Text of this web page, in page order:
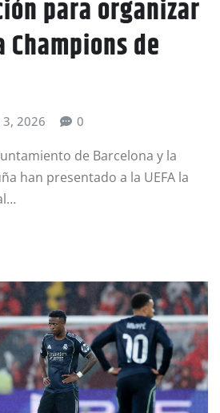
para organizar
de
3, 2026 0
de Barcelona y la
han presentado a la UEFA la